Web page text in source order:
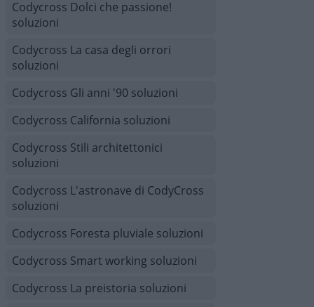
Codycross Dolci che passione!
soluzioni
Codycross La casa degli orrori
soluzioni
Codycross Gli anni '90 soluzioni
Codycross California soluzioni
Codycross Stili architettonici
soluzioni
Codycross L'astronave di CodyCross
soluzioni
Codycross Foresta pluviale soluzioni
Codycross Smart working soluzioni
Codycross La preistoria soluzioni